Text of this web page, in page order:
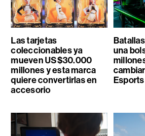
Las tarjetas
coleccionables ya
mueven US$30.000
millones y esta marca
quiere convertirlas en
accesorio
una